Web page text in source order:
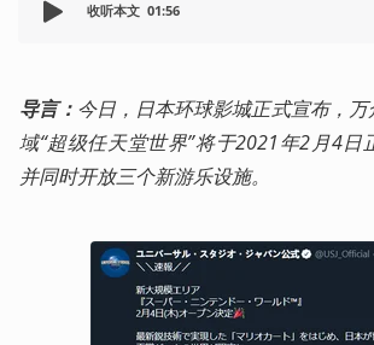
收听本文 01:56
导言： 今日，日本环球影城正式宣布，
域“超级任天堂世界”将于2021年2月4日
并同时开放三个新游乐设施。